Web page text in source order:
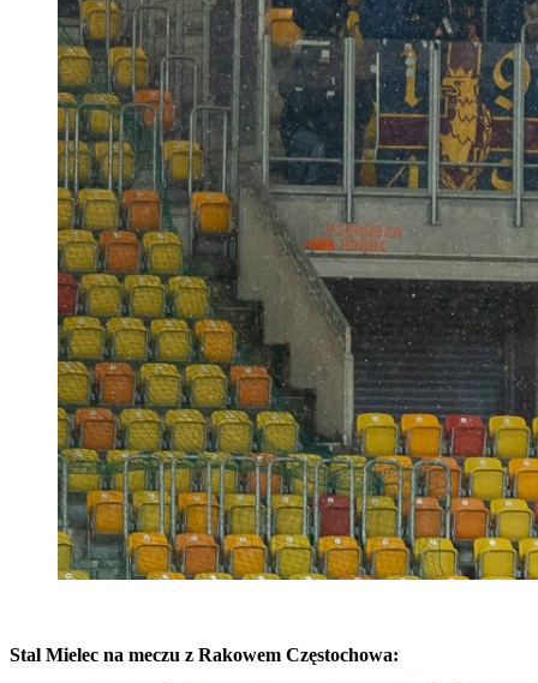
Stal Mielec na meczu z Rakowem Częstochowa: